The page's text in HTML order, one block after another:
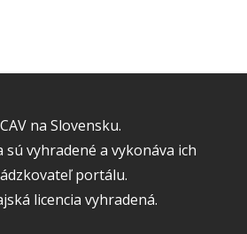
na Slovensku.
vyhradené a vykonáva ich
portálu.
licencia vyhradená.